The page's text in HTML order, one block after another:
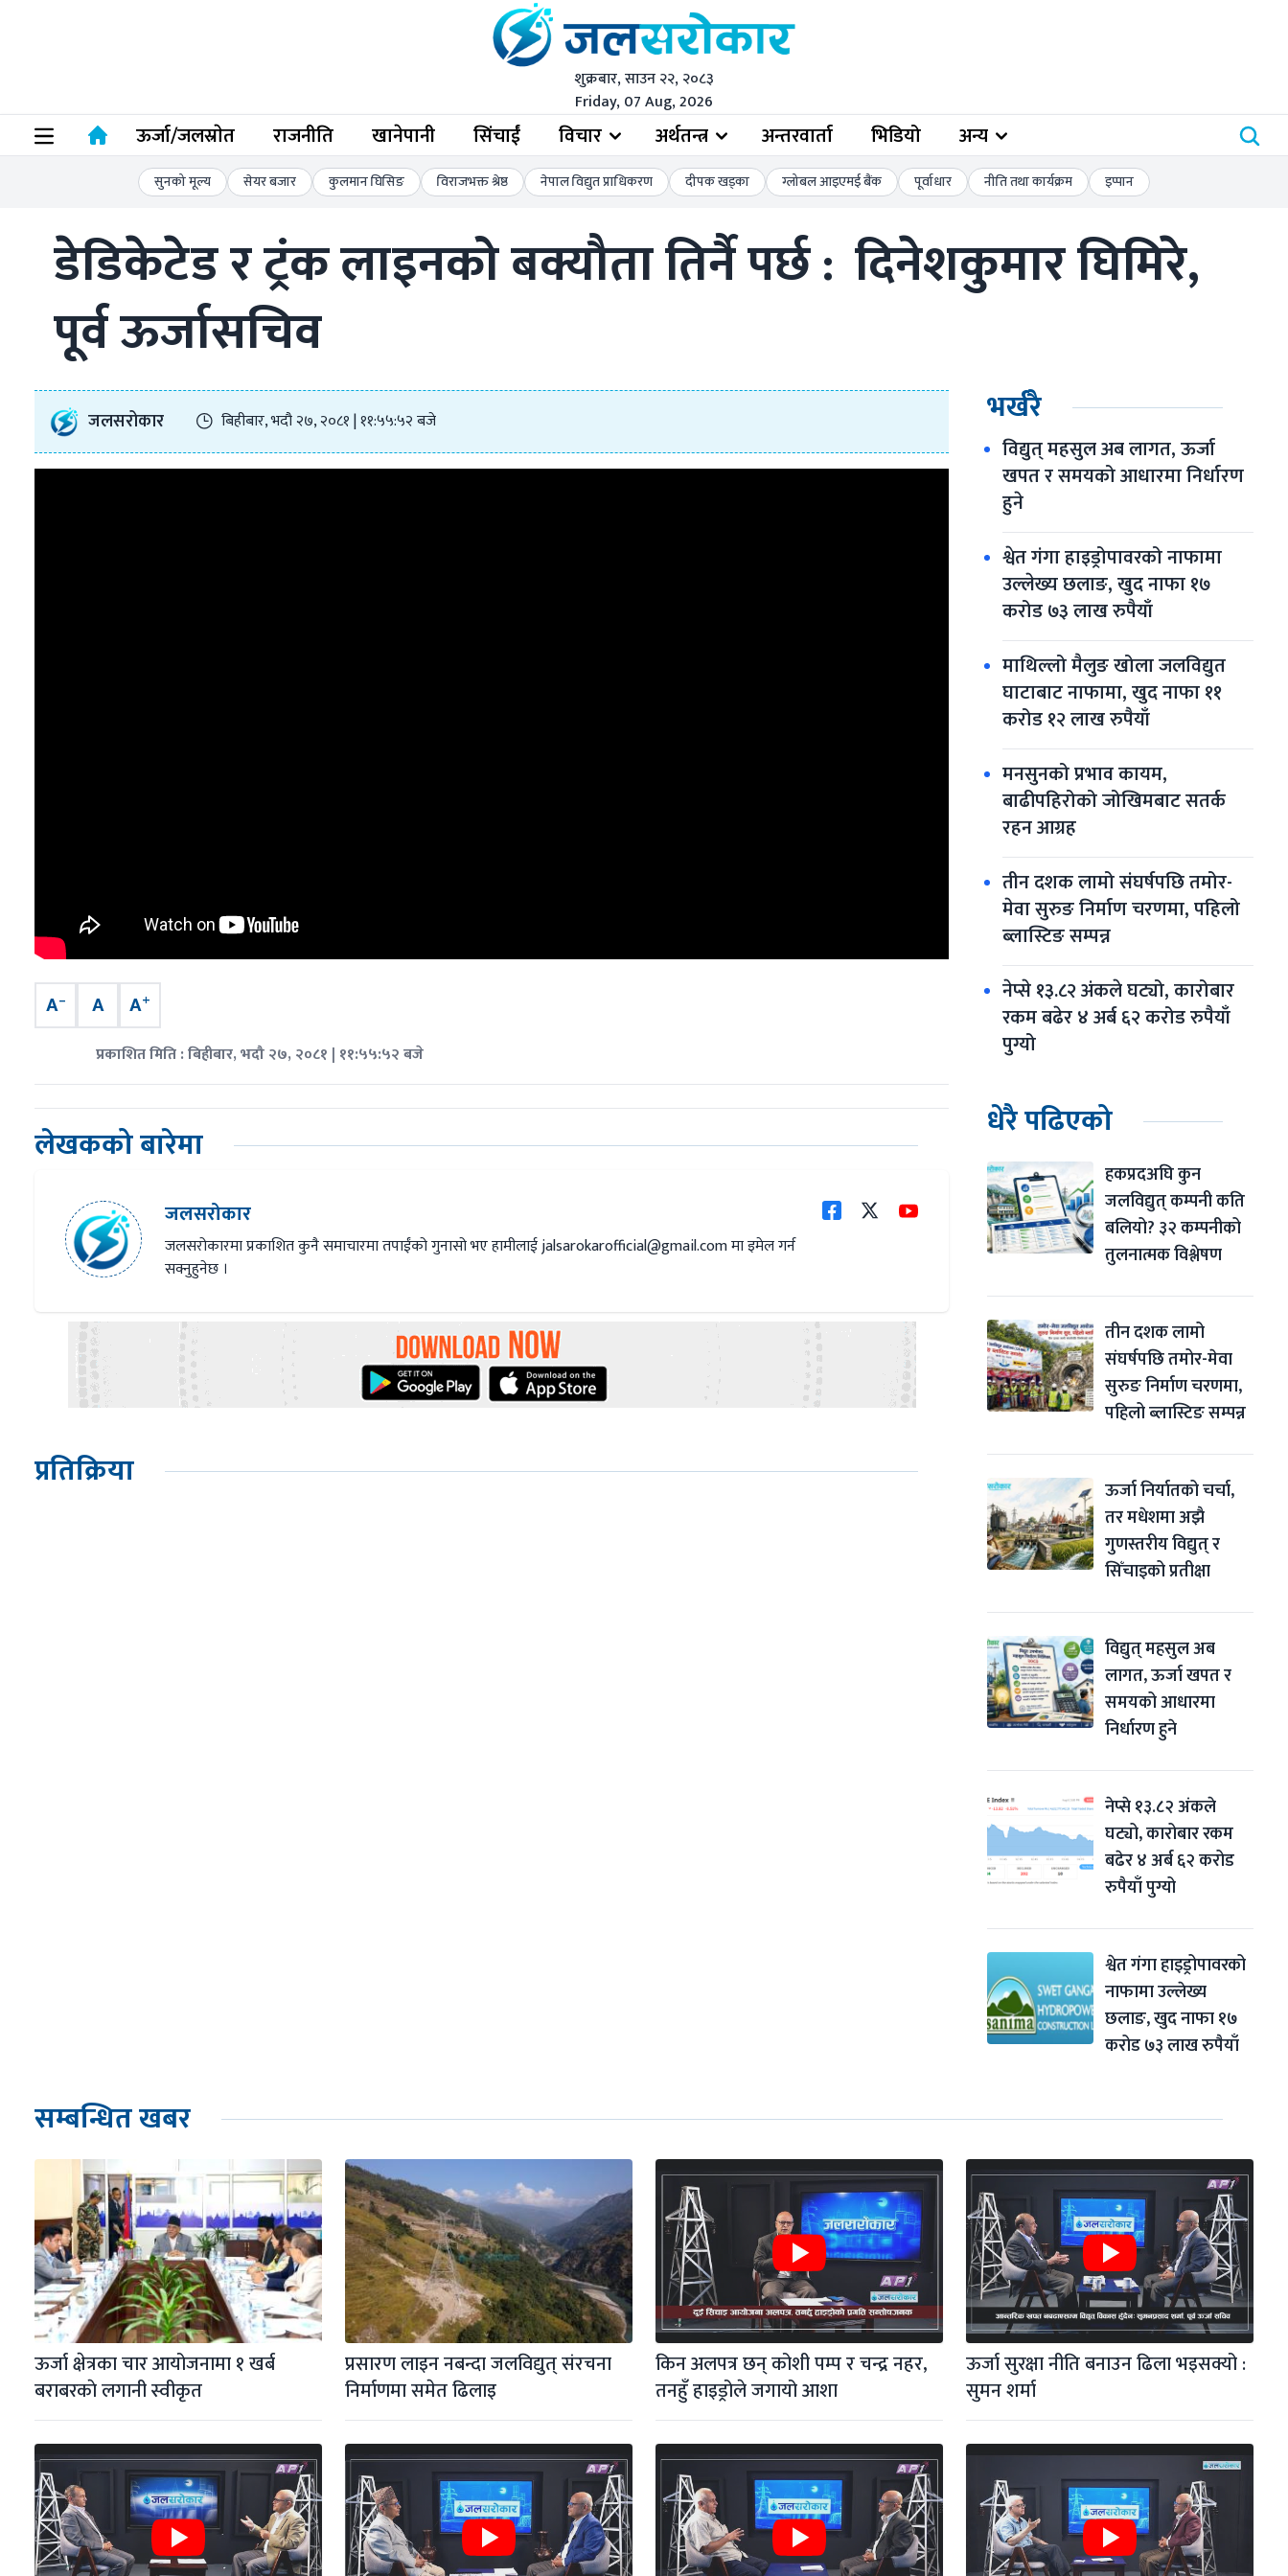
शुक्रबार, साउन २२, २०८३
Friday, 07 Aug, 2026
ऊर्जा/जलस्राेत राजनीति खानेपानी सिंचाईं विचार अर्थतन्त्र अन्तरवार्ता भिडियो अन्य
सुनको मूल्य सेयर बजार कुलमान घिसिङ विराजभक्त श्रेष्ठ नेपाल विद्युत प्राधिकरण दीपक खड्का ग्लोबल आइएमई बैंक पूर्वाधार नीति तथा कार्यक्रम इप्पान
डेडिकेटेड र ट्रंक लाइनको बक्यौता तिर्नै पर्छ :  दिनेशकुमार घिमिरे,
पूर्व ऊर्जासचिव
जलसरोकार बिहीबार, भदौ २७, २०८१ | ११:५५:५२ बजे
A– A A+
प्रकाशित मिति : बिहीबार, भदौ २७, २०८१ | ११:५५:५२ बजे
लेखकको बारेमा
जलसरोकार
जलसरोकारमा प्रकाशित कुनै समाचारमा तपाईंको गुनासो भए हामीलाईjalsarokarofficial@gmail.comमा इमेल गर्न
सक्नुहुनेछ ।
प्रतिक्रिया
भर्खरै
विद्युत् महसुल अब लागत, ऊर्जा
खपत र समयको आधारमा निर्धारण
हुने
श्वेत गंगा हाइड्रोपावरको नाफामा
उल्लेख्य छलाङ, खुद नाफा १७
करोड ७३ लाख रुपैयाँ
माथिल्लो मैलुङ खोला जलविद्युत
घाटाबाट नाफामा, खुद नाफा ११
करोड १२ लाख रुपैयाँ
मनसुनको प्रभाव कायम,
बाढीपहिरोको जोखिमबाट सतर्क
रहन आग्रह
तीन दशक लामो संघर्षपछि तमोर-
मेवा सुरुङ निर्माण चरणमा, पहिलो
ब्लास्टिङ सम्पन्न
नेप्से १३.८२ अंकले घट्यो, कारोबार
रकम बढेर ४ अर्ब ६२ करोड रुपैयाँ
पुग्यो
धेरै पढिएको
हकप्रदअघि कुन
जलविद्युत् कम्पनी कति
बलियो? ३२ कम्पनीको
तुलनात्मक विश्लेषण
तीन दशक लामो
संघर्षपछि तमोर-मेवा
सुरुङ निर्माण चरणमा,
पहिलो ब्लास्टिङ सम्पन्न
ऊर्जा निर्यातको चर्चा,
तर मधेशमा अझै
गुणस्तरीय विद्युत् र
सिँचाइको प्रतीक्षा
विद्युत् महसुल अब
लागत, ऊर्जा खपत र
समयको आधारमा
निर्धारण हुने
नेप्से १३.८२ अंकले
घट्यो, कारोबार रकम
बढेर ४ अर्ब ६२ करोड
रुपैयाँ पुग्यो
श्वेत गंगा हाइड्रोपावरको
नाफामा उल्लेख्य
छलाङ, खुद नाफा १७
करोड ७३ लाख रुपैयाँ
सम्बन्धित खबर
ऊर्जा क्षेत्रका चार आयोजनामा १ खर्ब
बराबरकाे लगानी स्वीकृत
प्रसारण लाइन नबन्दा जलविद्युत् संरचना
निर्माणमा समेत ढिलाइ
किन अलपत्र छन् कोशी पम्प र चन्द्र नहर,
तनहुँ हाइड्रोले जगायो आशा
ऊर्जा सुरक्षा नीति बनाउन ढिला भइसक्यो :
सुमन शर्मा